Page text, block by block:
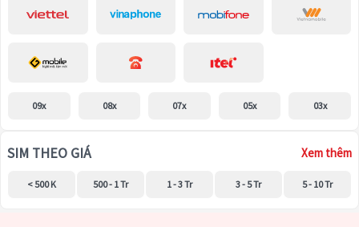
09x 08x 07x 05x 03x
SIM THEO GIÁ Xem thêm
< 500 K 500 - 1 Tr 1 - 3 Tr 3 - 5 Tr 5 - 10 Tr